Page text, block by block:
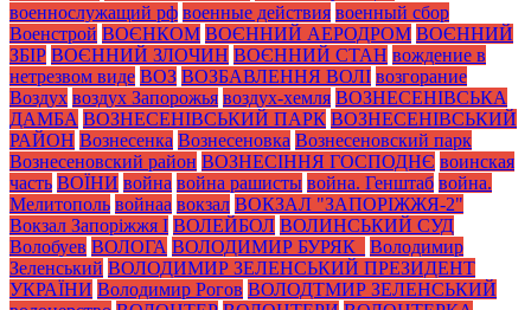
военнослужащий рф военные действия военный сбор
Военстрой ВОЄНКОМ ВОЄННИЙ АЕРОДРОМ ВОЄННИЙ
ЗБІР ВОЄННИЙ ЗЛОЧИН ВОЄННИЙ СТАН вождение в
нетрезвом виде ВОЗ ВОЗБАВЛЕННЯ ВОЛІ возгорание
Воздух воздух Запорожья воздух-хемля ВОЗНЕСЕНІВСЬКА
ДАМБА ВОЗНЕСЕНІВСЬКИЙ ПАРК ВОЗНЕСЕНІВСЬКИЙ
РАЙОН Вознесенка Вознесеновка Вознесеновский парк
Вознесеновский район ВОЗНЕСІННЯ ГОСПОДНЄ воинская
часть ВОЇНИ война война рашисты война. Генштаб война.
Мелитополь войнаа вокзал ВОКЗАЛ "ЗАПОРІЖЖЯ-2"
Вокзал Запоріжжя І ВОЛЕЙБОЛ ВОЛИНСЬКИЙ СУД
Волобуев ВОЛОГА ВОЛОДИМИР БУРЯК_
Володимир
Зеленський ВОЛОДИМИР ЗЕЛЕНСЬКИЙ ПРЕЗИДЕНТ
УКРАЇНИ Володимир Рогов ВОЛОДТМИР ЗЕЛЕНСЬКИЙ